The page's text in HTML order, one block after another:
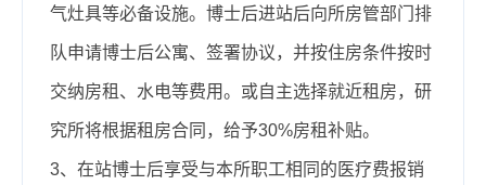
气灶具等必备设施。博士后进站后向所房管部门排
队申请博士后公寓、签署协议，并按住房条件按时
交纳房租、水电等费用。或自主选择就近租房，研
究所将根据租房合同，给予30%房租补贴。
3、在站博士后享受与本所职工相同的医疗费报销